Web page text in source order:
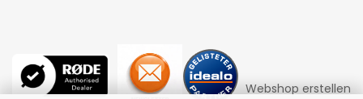
Webshop erstellen